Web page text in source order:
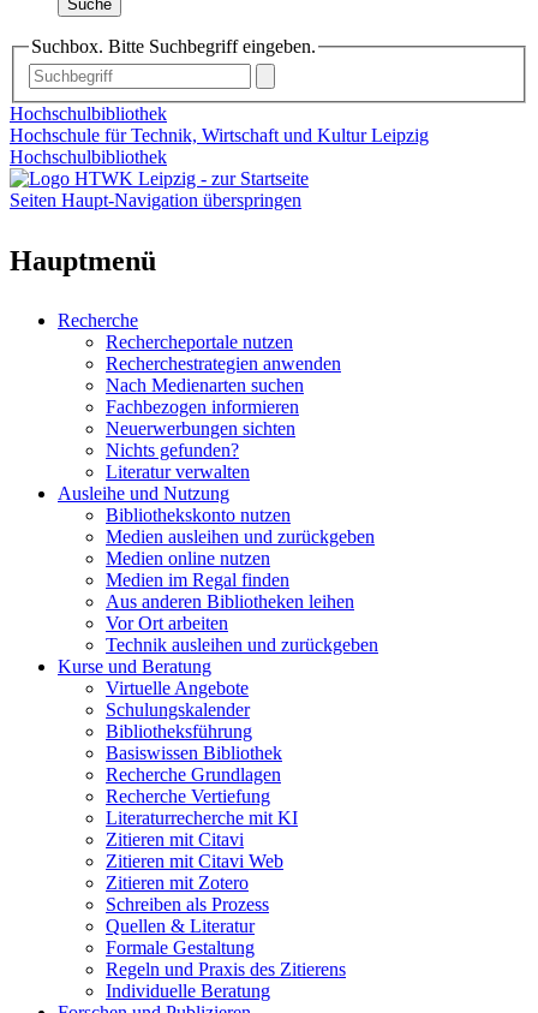
Suche
Suchbox. Bitte Suchbegriff eingeben.
Hochschulbibliothek
Hochschule für Technik, Wirtschaft und Kultur Leipzig
Hochschulbibliothek
Seiten Haupt-Navigation überspringen
Hauptmenü
Recherche
Rechercheportale nutzen
Recherchestrategien anwenden
Nach Medienarten suchen
Fachbezogen informieren
Neuerwerbungen sichten
Nichts gefunden?
Literatur verwalten
Ausleihe und Nutzung
Bibliothekskonto nutzen
Medien ausleihen und zurückgeben
Medien online nutzen
Medien im Regal finden
Aus anderen Bibliotheken leihen
Vor Ort arbeiten
Technik ausleihen und zurückgeben
Kurse und Beratung
Virtuelle Angebote
Schulungskalender
Bibliotheksführung
Basiswissen Bibliothek
Recherche Grundlagen
Recherche Vertiefung
Literaturrecherche mit KI
Zitieren mit Citavi
Zitieren mit Citavi Web
Zitieren mit Zotero
Schreiben als Prozess
Quellen & Literatur
Formale Gestaltung
Regeln und Praxis des Zitierens
Individuelle Beratung